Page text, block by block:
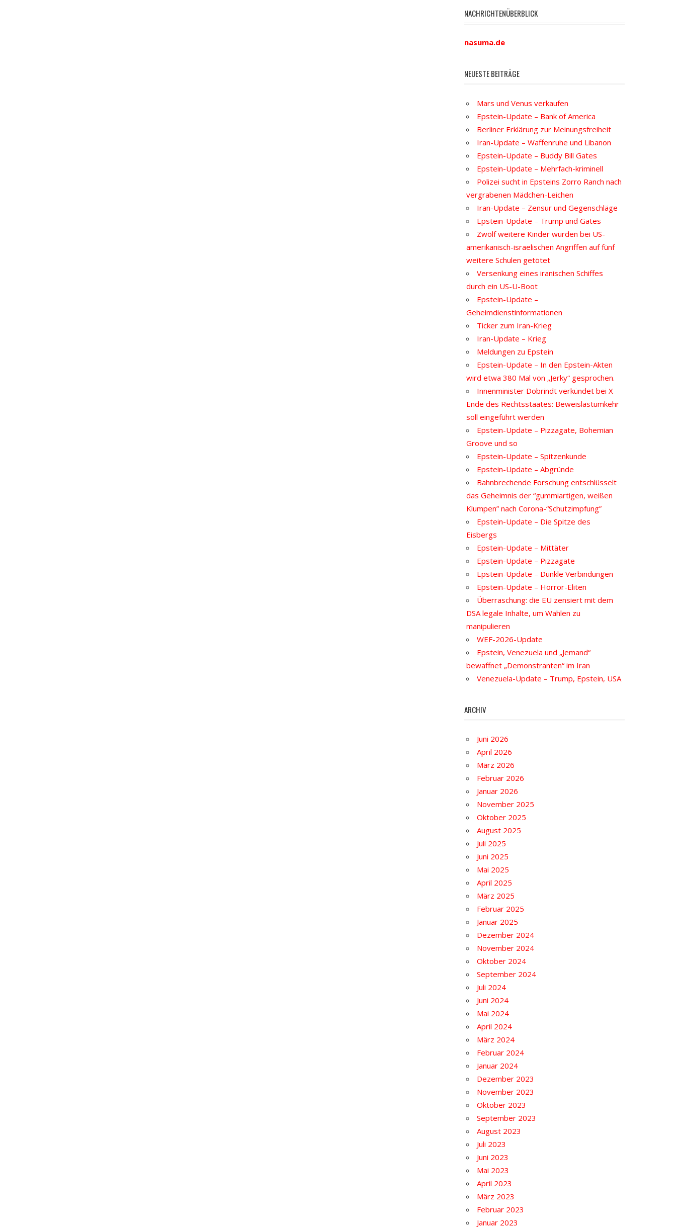
NACHRICHTENÜBERBLICK
nasuma.de
NEUESTE BEITRÄGE
Mars und Venus verkaufen
Epstein-Update – Bank of America
Berliner Erklärung zur Meinungsfreiheit
Iran-Update – Waffenruhe und Libanon
Epstein-Update – Buddy Bill Gates
Epstein-Update – Mehrfach-kriminell
Polizei sucht in Epsteins Zorro Ranch nach
vergrabenen Mädchen-Leichen
Iran-Update – Zensur und Gegenschläge
Epstein-Update – Trump und Gates
Zwölf weitere Kinder wurden bei US-
amerikanisch-israelischen Angriffen auf fünf
weitere Schulen getötet
Versenkung eines iranischen Schiffes
durch ein US-U-Boot
Epstein-Update –
Geheimdienstinformationen
Ticker zum Iran-Krieg
Iran-Update – Krieg
Meldungen zu Epstein
Epstein-Update – In den Epstein-Akten
wird etwa 380 Mal von „Jerky“ gesprochen.
Innenminister Dobrindt verkündet bei X
Ende des Rechtsstaates: Beweislastumkehr
soll eingeführt werden
Epstein-Update – Pizzagate, Bohemian
Groove und so
Epstein-Update – Spitzenkunde
Epstein-Update – Abgründe
Bahnbrechende Forschung entschlüsselt
das Geheimnis der “gummiartigen, weißen
Klumpen” nach Corona-“Schutzimpfung”
Epstein-Update – Die Spitze des
Eisbergs
Epstein-Update – Mittäter
Epstein-Update – Pizzagate
Epstein-Update – Dunkle Verbindungen
Epstein-Update – Horror-Eliten
Überraschung: die EU zensiert mit dem
DSA legale Inhalte, um Wahlen zu
manipulieren
WEF-2026-Update
Epstein, Venezuela und „Jemand“
bewaffnet „Demonstranten“ im Iran
Venezuela-Update – Trump, Epstein, USA
ARCHIV
Juni 2026
April 2026
März 2026
Februar 2026
Januar 2026
November 2025
Oktober 2025
August 2025
Juli 2025
Juni 2025
Mai 2025
April 2025
März 2025
Februar 2025
Januar 2025
Dezember 2024
November 2024
Oktober 2024
September 2024
Juli 2024
Juni 2024
Mai 2024
April 2024
März 2024
Februar 2024
Januar 2024
Dezember 2023
November 2023
Oktober 2023
September 2023
August 2023
Juli 2023
Juni 2023
Mai 2023
April 2023
März 2023
Februar 2023
Januar 2023